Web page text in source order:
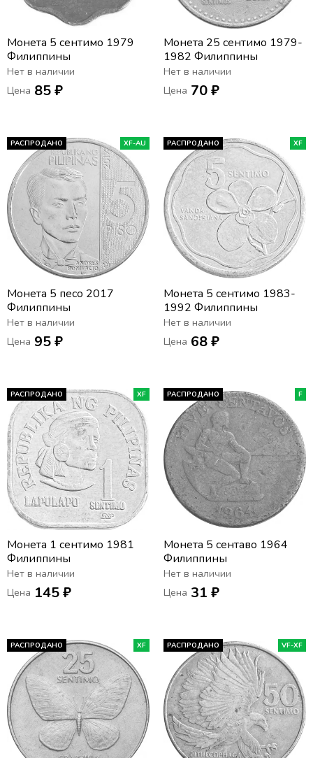
Монета 5 сентимо 1979
Филиппины
Нет в наличии
Цена 85 ₽
Монета 25 сентимо 1979-
1982 Филиппины
Нет в наличии
Цена 70 ₽
РАСПРОДАНО XF-AU
Монета 5 песо 2017
Филиппины
Нет в наличии
Цена 95 ₽
РАСПРОДАНО XF
Монета 5 сентимо 1983-
1992 Филиппины
Нет в наличии
Цена 68 ₽
РАСПРОДАНО XF
Монета 1 сентимо 1981
Филиппины
Нет в наличии
Цена 145 ₽
РАСПРОДАНО F
Монета 5 сентаво 1964
Филиппины
Нет в наличии
Цена 31 ₽
РАСПРОДАНО XF РАСПРОДАНО VF-XF